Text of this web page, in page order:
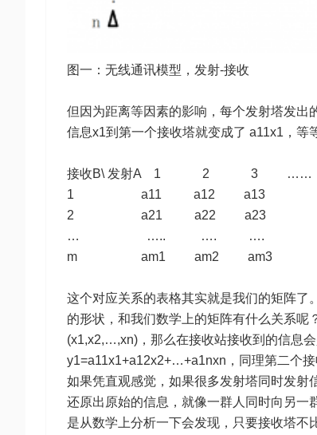
图一：无线通讯模型，发射-接收
但因为距离等因素的影响，每个发射塔发出
信息x1到第一个接收塔就变成了 a11x1，等
接收B\ 发射A 1 2 3
1 a11 a12 a13
2 a21 a22 a23
… ….. …. ….
m am1 am2 am3
这个对应关系的表格其实就是我们的矩阵了
的形状，和我们数学上的矩阵有什么关系呢
(x1,x2,…,xn)，那么在接收站接收到的信息
y1=a11x1+a12x2+…+a1nxn，同理第二个
如果凭直观感觉，如果很多发射塔同时发射
还原出原始的信息，就像一群人同时向另一
是从数学上分析一下会发现，只要接收塔不